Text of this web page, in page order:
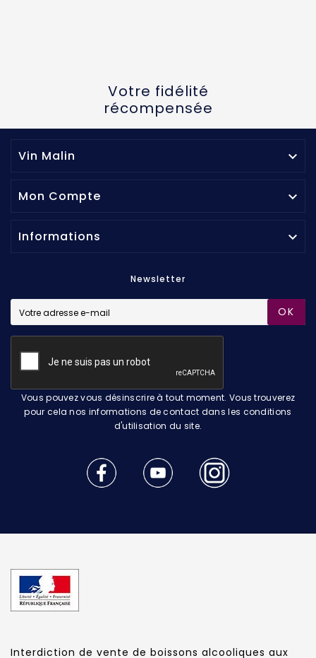
Votre fidélité
récompensée
Vin Malin 
Mon Compte 
Informations 
Newsletter
OK
Vous pouvez vous désinscrire à tout moment. Vous trouverez
pour cela nos informations de contact dans les conditions
d'utilisation du site.
Interdiction de vente de boissons alcooliques aux